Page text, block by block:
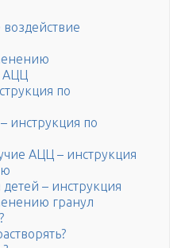
АЦЦ
по
инструкция по
АЦЦ – инструкция
– инструкция
гранул